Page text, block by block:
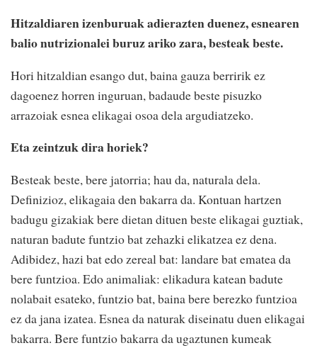
Hitzaldiaren izenburuak adierazten duenez, esnearen
balio nutrizionalei buruz ariko zara, besteak beste.
Hori hitzaldian esango dut, baina gauza berririk ez
dagoenez horren inguruan, badaude beste pisuzko
arrazoiak esnea elikagai osoa dela argudiatzeko.
Eta zeintzuk dira horiek?
Besteak beste, bere jatorria; hau da, naturala dela.
Definizioz, elikagaia den bakarra da. Kontuan hartzen
badugu gizakiak bere dietan dituen beste elikagai guztiak,
naturan badute funtzio bat zehazki elikatzea ez dena.
Adibidez, hazi bat edo zereal bat: landare bat ematea da
bere funtzioa. Edo animaliak: elikadura katean badute
nolabait esateko, funtzio bat, baina bere berezko funtzioa
ez da jana izatea. Esnea da naturak diseinatu duen elikagai
bakarra. Bere funtzio bakarra da ugaztunen kumeak